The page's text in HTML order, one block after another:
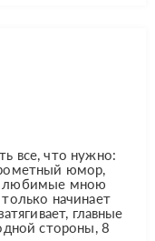
все, что нужно:
юмор,
любимые мною
начинает
главные
стороны, 8